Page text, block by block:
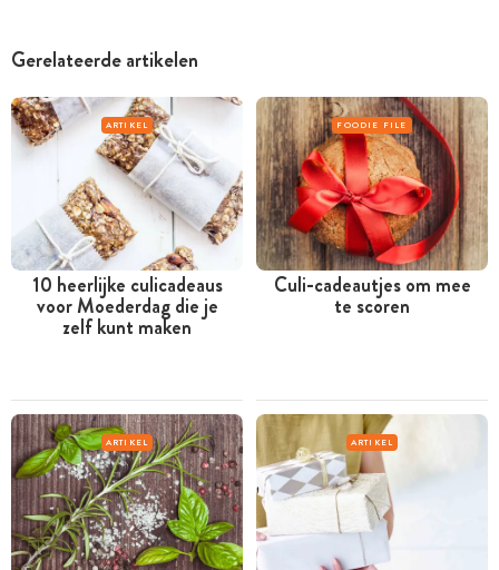
Gerelateerde artikelen
ARTIKEL
10 heerlijke culicadeaus
voor Moederdag die je
zelf kunt maken
FOODIE FILE
Culi-cadeautjes om mee
te scoren
ARTIKEL ARTIKEL